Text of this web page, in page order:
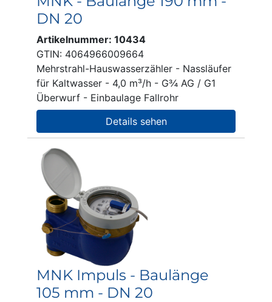
DN 20
Artikelnummer: 10434
GTIN: 4064966009664
Mehrstrahl-Hauswasserzähler - Nassläufer
für Kaltwasser - 4,0 m³/h - G¾ AG / G1
Überwurf - Einbaulage Fallrohr
Details sehen
MNK Impuls - Baulänge
105 mm - DN 20